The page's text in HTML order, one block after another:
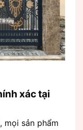
xác tại
mọi sản phẩm